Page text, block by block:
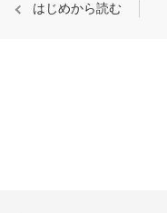
はじめから読む